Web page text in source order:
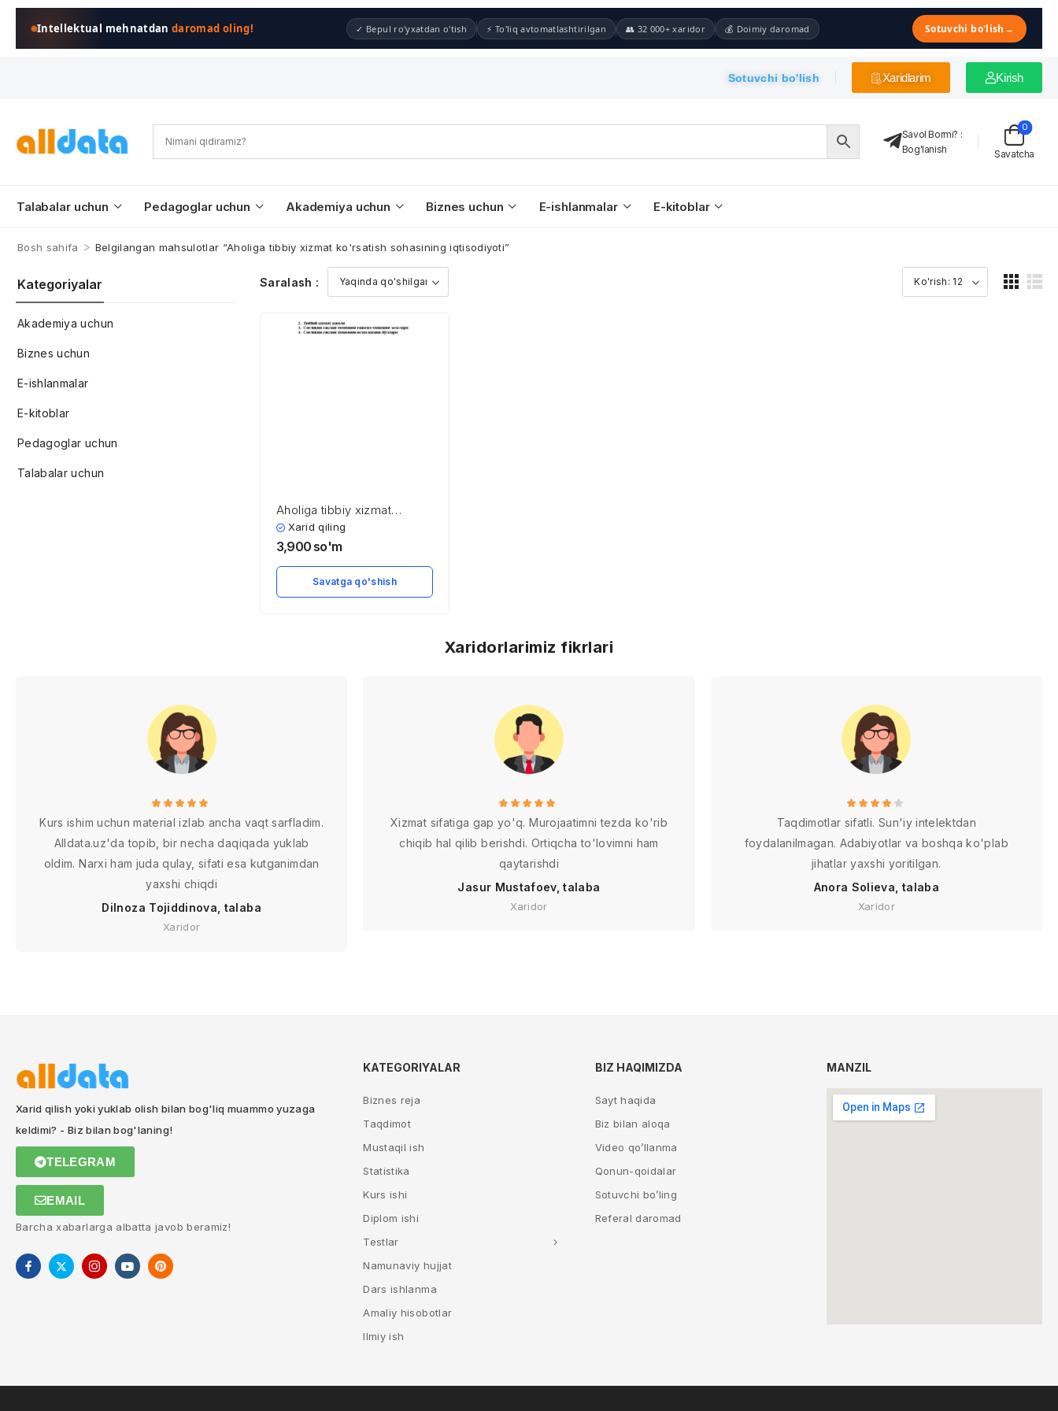
Intellektual mehnatdandaromad oling! ✓ Bepul ro'yxatdan o'tish ⚡ To'liq avtomatlashtirilgan 👥 32 000+ xaridor 💰 Doimiy daromad Sotuvchi bo'lish →
Sotuvchi bo'lish Xaridlarim Kirish
Savol Bormi? :
Bog'lanish
Savatcha
0
Talabalar uchun Pedagoglar uchun Akademiya uchun Biznes uchun E-ishlanmalar E-kitoblar
Bosh sahifa > Belgilangan mahsulotlar “Aholiga tibbiy xizmat ko'rsatish sohasining iqtisodiyoti”
Kategoriyalar
Akademiya uchun
Biznes uchun
E-ishlanmalar
E-kitoblar
Pedagoglar uchun
Talabalar uchun
Saralash :
Aholiga tibbiy xizmat
ko’rsatish sohasining
iqtisodiyoti va menejmenti
Xarid qiling
3,900 so'm
Savatga qo'shish
Xaridorlarimiz fikrlari
Kurs ishim uchun material izlab ancha vaqt sarfladim.
Alldata.uz'da topib, bir necha daqiqada yuklab
oldim. Narxi ham juda qulay, sifati esa kutganimdan
yaxshi chiqdi
Dilnoza Tojiddinova, talaba
Xaridor
Xizmat sifatiga gap yo'q. Murojaatimni tezda ko'rib
chiqib hal qilib berishdi. Ortiqcha to'lovimni ham
qaytarishdi
Jasur Mustafoev, talaba
Xaridor
Taqdimotlar sifatli. Sun'iy intelektdan
foydalanilmagan. Adabiyotlar va boshqa ko'plab
jihatlar yaxshi yoritilgan.
Anora Solieva, talaba
Xaridor
Xarid qilish yoki yuklab olish bilan bog'liq muammo yuzaga
keldimi? - Biz bilan bog'laning!
TELEGRAM
EMAIL
Barcha xabarlarga albatta javob beramiz!
KATEGORIYALAR
Biznes reja
Taqdimot
Mustaqil ish
Statistika
Kurs ishi
Diplom ishi
Testlar
Namunaviy hujjat
Dars ishlanma
Amaliy hisobotlar
Ilmiy ish
BIZ HAQIMIZDA
Sayt haqida
Biz bilan aloqa
Video qo’llanma
Qonun-qoidalar
Sotuvchi bo’ling
Referal daromad
MANZIL